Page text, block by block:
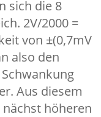
sich die 8
2V/2000 =
von ±(0,7mV
also den
Aus diesem
höheren